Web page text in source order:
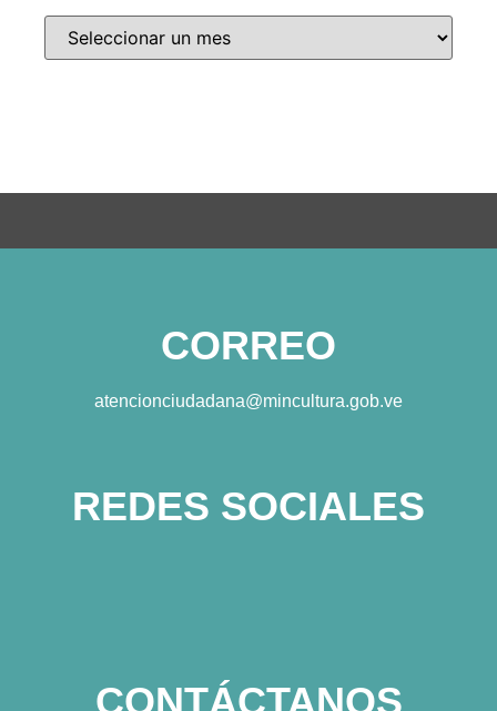
CORREO
atencionciudadana@mincultura.gob.ve
REDES SOCIALES
CONTÁCTANOS